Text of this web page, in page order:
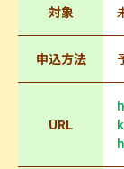
対象
申込方法
URL